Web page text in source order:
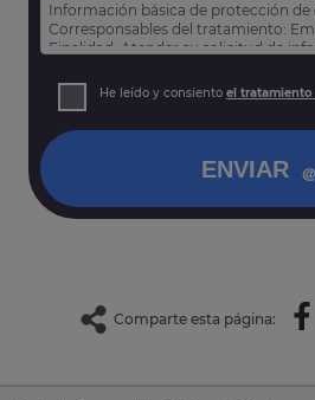
Información básica de protección de
Corresponsables del tratamiento:
Finalidad: Atender su solicitud de
Derechos: Puede acceder, rectificar
así como otros derechos tal y como
He leído y consiento el tratamiento
ENVIAR
Comparte esta página: